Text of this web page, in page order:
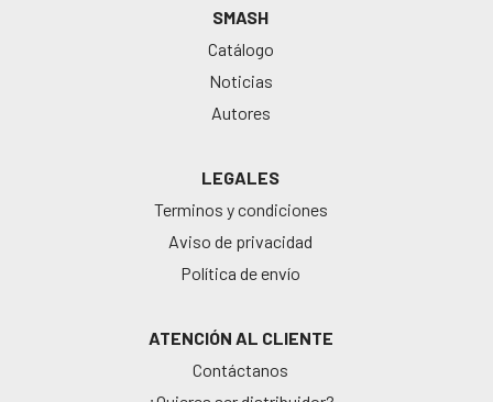
SMASH
Catálogo
Noticias
Autores
LEGALES
Terminos y condiciones
Aviso de privacidad
Política de envío
ATENCIÓN AL CLIENTE
Contáctanos